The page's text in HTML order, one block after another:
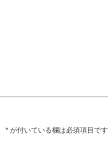
* が付いている欄は必須項目です